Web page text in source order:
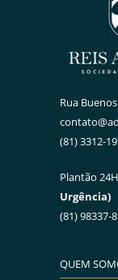
Rua
(81) 3312-
Plantão 24H
Urgência)
(81) 98337-
QUEM